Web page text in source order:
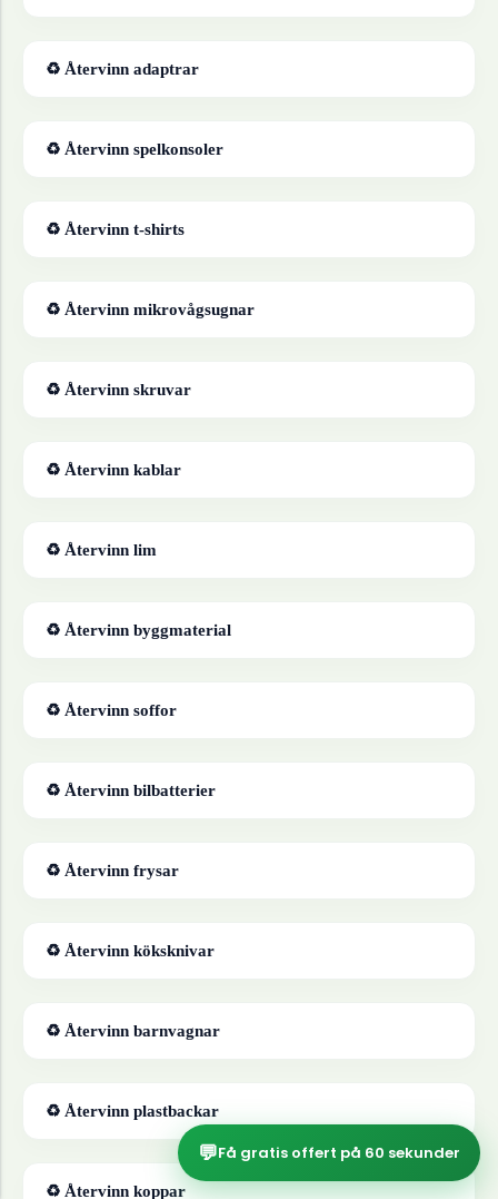
♻ Återvinn adaptrar
♻ Återvinn spelkonsoler
♻ Återvinn t-shirts
♻ Återvinn mikrovågsugnar
♻ Återvinn skruvar
♻ Återvinn kablar
♻ Återvinn lim
♻ Återvinn byggmaterial
♻ Återvinn soffor
♻ Återvinn bilbatterier
♻ Återvinn frysar
♻ Återvinn köksknivar
♻ Återvinn barnvagnar
♻ Återvinn plastbackar
♻ Återvinn koppar
💬Få gratis offert på 60 sekunder